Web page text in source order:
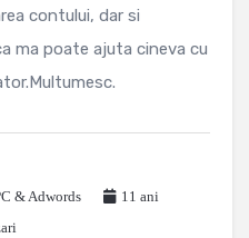
contului, dar si
ma poate ajuta cineva cu
& Adwords
11 ani